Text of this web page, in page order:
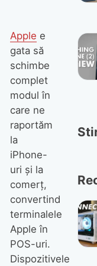
Apple e
gata să
schimbe
complet
modul în
care ne
raportăm
la
iPhone-
uri şi la
comerţ,
convertind
terminalele
Apple în
POS-uri.
Dispozitivele